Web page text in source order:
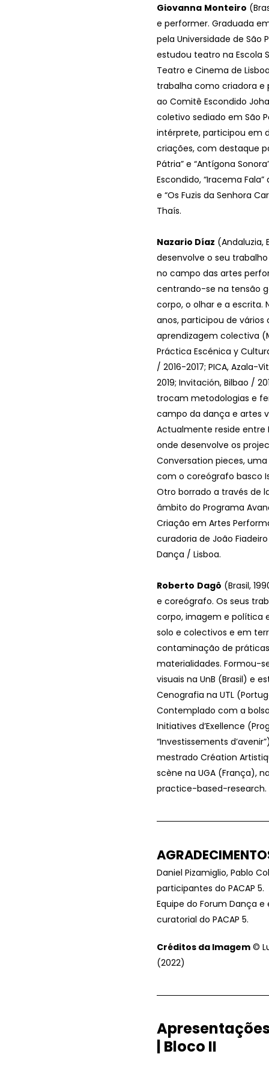
Giovanna Monteiro
e performer. Graduada
pela Universidade de São
estudou teatro na Escola
Teatro e Cinema de
trabalha como criadora e
ao Comitê Escondido
coletivo sediado em São
intérprete, participou em
criações, com destaque
Pátria” e “Antígona
Escondido, “Iracema
e “Os Fuzis da Senhora
Thaís.
Nazario Díaz (Andaluzia,
desenvolve o seu
no campo das artes
centrando-se na tensão
corpo, o olhar e a escrita.
anos, participou de vários
aprendizagem colectiva
Práctica Escénica y
/ 2016-2017; PICA, Azala-
2019; Invitación, Bilbao /
trocam metodologias e
campo da dança e artes
Actualmente reside entre
onde desenvolve os
Conversation pieces,
com o coreógrafo basco
Otro borrado a través de
âmbito do Programa
Criação em Artes
curadoria de João
Dança / Lisboa.
Roberto Dagô (Brasil,
e coreógrafo. Os seus
corpo, imagem e política
solo e colectivos e em
contaminação de
materialidades. Formou-
visuais na UnB (Brasil) e
Cenografia na UTL
Contemplado com a bolsa
Initiatives d’Exellence
“Investissements
mestrado Création
scène na UGA (França),
practice-based-research.
Daniel Pizamiglio, Pablo
participantes do PACAP 5.
Equipe do Forum Dança e
curatorial do PACAP 5.
Créditos da Imagem ©
(2022)
Apresentações
| Bloco II